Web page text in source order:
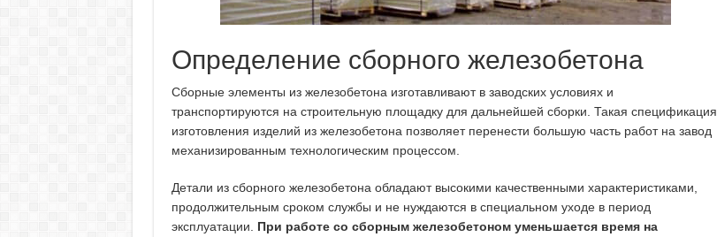
Определение сборного железобетона
Сборные элементы из железобетона изготавливают в заводских условиях и
транспортируются на строительную площадку для дальнейшей сборки. Такая спецификация
изготовления изделий из железобетона позволяет перенести большую часть работ на завод
механизированным технологическим процессом.
Детали из сборного железобетона обладают высокими качественными характеристиками,
продолжительным сроком службы и не нуждаются в специальном уходе в период
эксплуатации. При работе со сборным железобетоном уменьшается время на